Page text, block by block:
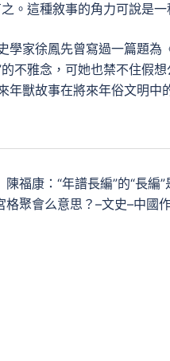
。這種敘事的角力可說是
學家徐鳳先曾寫過一篇題為
不雅念，可她也禁不住假
年獸故事在將來年俗文明中
陳福康：“年譜長編”的“長編
格聚會么意思？–文史–中國